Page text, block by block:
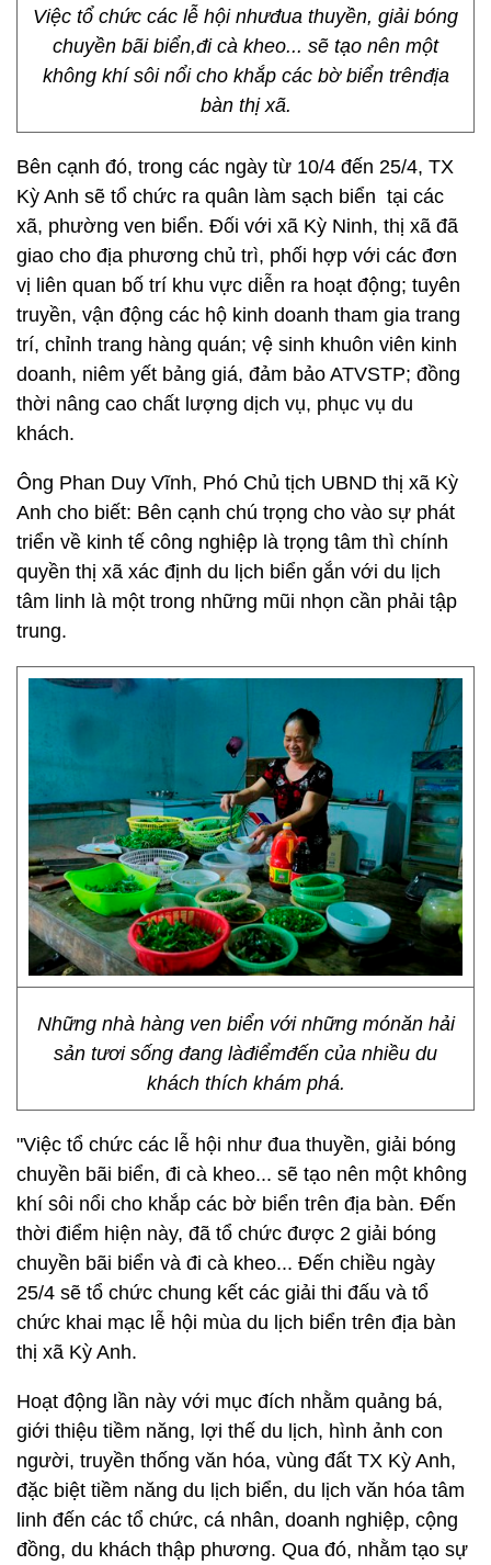
Việc tổ chức các lễ hội nhưđua thuyền, giải bóng
chuyền bãi biển,đi cà kheo... sẽ tạo nên một
không khí sôi nổi cho khắp các bờ biển trênđịa
bàn thị xã.
Bên cạnh đó, trong các ngày từ 10/4 đến 25/4, TX
Kỳ Anh sẽ tổ chức ra quân làm sạch biển tại các
xã, phường ven biển. Đối với xã Kỳ Ninh, thị xã đã
giao cho địa phương chủ trì, phối hợp với các đơn
vị liên quan bố trí khu vực diễn ra hoạt động; tuyên
truyền, vận động các hộ kinh doanh tham gia trang
trí, chỉnh trang hàng quán; vệ sinh khuôn viên kinh
doanh, niêm yết bảng giá, đảm bảo ATVSTP; đồng
thời nâng cao chất lượng dịch vụ, phục vụ du
khách.
Ông Phan Duy Vĩnh, Phó Chủ tịch UBND thị xã Kỳ
Anh cho biết: Bên cạnh chú trọng cho vào sự phát
triển về kinh tế công nghiệp là trọng tâm thì chính
quyền thị xã xác định du lịch biển gắn với du lịch
tâm linh là một trong những mũi nhọn cần phải tập
trung.
Những nhà hàng ven biển với những mónăn hải
sản tươi sống đang làđiểmđến của nhiều du
khách thích khám phá.
"Việc tổ chức các lễ hội như đua thuyền, giải bóng
chuyền bãi biển, đi cà kheo... sẽ tạo nên một không
khí sôi nổi cho khắp các bờ biển trên địa bàn. Đến
thời điểm hiện này, đã tổ chức được 2 giải bóng
chuyền bãi biển và đi cà kheo... Đến chiều ngày
25/4 sẽ tổ chức chung kết các giải thi đấu và tổ
chức khai mạc lễ hội mùa du lịch biển trên địa bàn
thị xã Kỳ Anh.
Hoạt động lần này với mục đích nhằm quảng bá,
giới thiệu tiềm năng, lợi thế du lịch, hình ảnh con
người, truyền thống văn hóa, vùng đất TX Kỳ Anh,
đặc biệt tiềm năng du lịch biển, du lịch văn hóa tâm
linh đến các tổ chức, cá nhân, doanh nghiệp, cộng
đồng, du khách thập phương. Qua đó, nhằm tạo sự